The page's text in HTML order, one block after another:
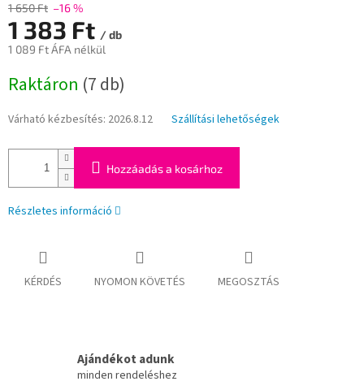
1 650 Ft –16 %
1 383 Ft / db
1 089 Ft ÁFA nélkül
Raktáron (7 db)
Várható kézbesítés: 2026.8.12 Szállítási lehetőségek
Hozzáadás a kosárhoz
Részletes információ
KÉRDÉS NYOMON KÖVETÉS MEGOSZTÁS
Ajándékot adunk
minden rendeléshez